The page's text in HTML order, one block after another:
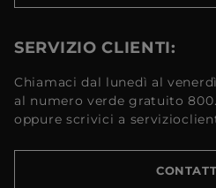
SERVIZIO CLIENTI:
Chiamaci dal lunedì al
al numero verde gratuito
oppure scrivici a